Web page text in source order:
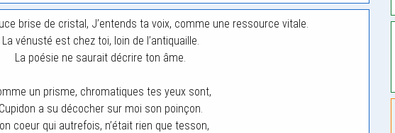
brise de cristal, J’entends ta voix, comme une ressource vitale.
La vénusté est chez toi, loin de l’antiquaille.
La poésie ne saurait décrire ton âme.
un prisme, chromatiques tes yeux sont,
Cupidon a su décocher sur moi son poinçon.
coeur qui autrefois, n’était rien que tesson,